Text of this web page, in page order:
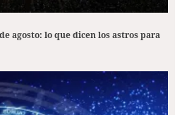
agosto: lo que dicen los astros para